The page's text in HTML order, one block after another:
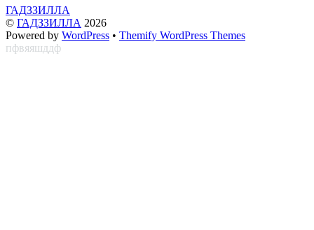
ГАДЗЗИЛЛА
© ГАДЗЗИЛЛА 2026
Powered by WordPress • Themify WordPress Themes
пфвяяшддф